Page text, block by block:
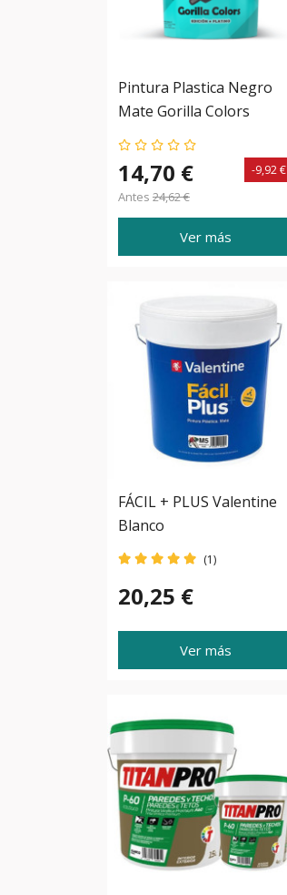
Pintura Plastica Negro
Mate Gorilla Colors
14,70 €
Antes 24,62 €
-9,92 €
Ver más
FÁCIL + PLUS Valentine
Blanco
(1)
20,25 €
Ver más